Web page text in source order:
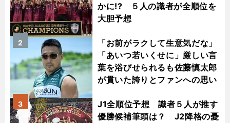
かに!? ５人の識者が全順位を
大胆予想
「お前がラクして生意気だな」
「あいつ若いくせに」厳しい言
葉を浴びせられるも佐藤慎太郎
が貫いた誇りとファンへの思い
2
J1全順位予想 識者５人が推す
優勝候補筆頭は？ J2降格の憂
3